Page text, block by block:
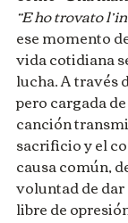
“E ho trovato
ese momento
vida cotidiana
lucha. A través
pero cargada
canción
sacrificio y el
causa común,
voluntad de
libre de